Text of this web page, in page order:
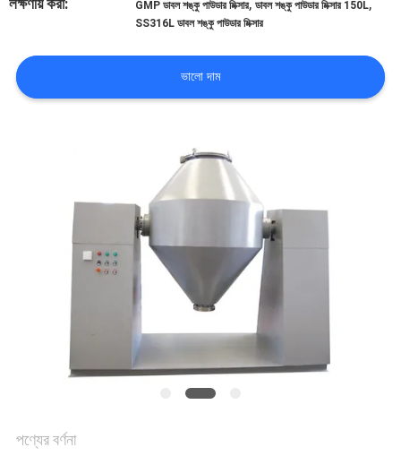
যোগাযোগ
করুন
সাইটম্যাপ
গোপনীয়তা
লক্ষণীয় করা:
GMP ডাবল শঙ্কু পাউডার মিক্সার,ডাবল শঙ্কু পাউডার মিক্সার 150L,
​​SS316L ডাবল শঙ্কু পাউডার মিক্সার
ভালো দাম
পণ্যের বর্ণনা